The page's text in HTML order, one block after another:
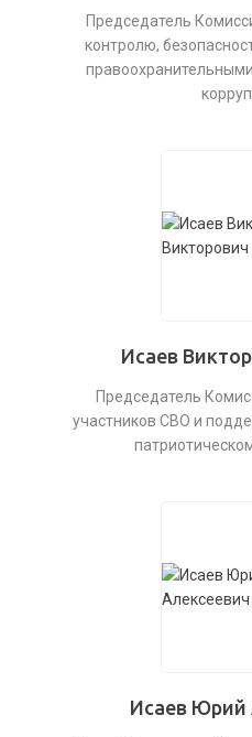
Председатель
контролю,
Исаев
Председатель
участников СВО и
Исаев Юрий